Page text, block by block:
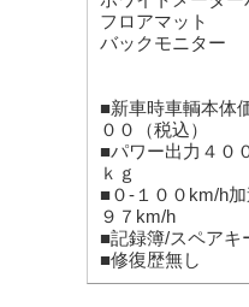
フロアマット
バックモニター
■新車時車輌本体
００（税込）
■パワー出力４０
ｋｇ
■０-１００km/h
９７km/h
■記録簿/スペアキ
■修復歴無し